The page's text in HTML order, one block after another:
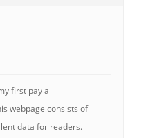
first pay a
webpage consists of
data for readers.